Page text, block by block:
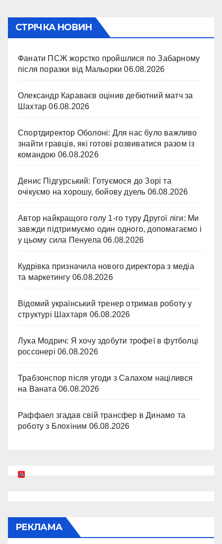
СТРІЧКА НОВИН
Фанати ПСЖ жорстко пройшлися по Забарному
після поразки від Мальорки 06.08.2026
Олександр Караваєв оцінив дебютний матч за
Шахтар 06.08.2026
Спортдиректор Оболоні: Для нас було важливо
знайти гравців, які готові розвиватися разом із
командою 06.08.2026
Денис Підгурський: Готуємося до Зорі та
очікуємо на хорошу, бойову дуель 06.08.2026
Автор найкращого голу 1-го туру Другої ліги: Ми
завжди підтримуємо один одного, допомагаємо і
у цьому сила Пенуела 06.08.2026
Кудрівка призначила нового директора з медіа
та маркетингу 06.08.2026
Відомий український тренер отримав роботу у
структурі Шахтаря 06.08.2026
Лука Модрич: Я хочу здобути трофеї в футболці
россонері 06.08.2026
Трабзонспор після угоди з Салахом націлився
на Ваната 06.08.2026
Раффаел згадав свій трансфер в Динамо та
роботу з Блохіним 06.08.2026
РЕКЛАМА